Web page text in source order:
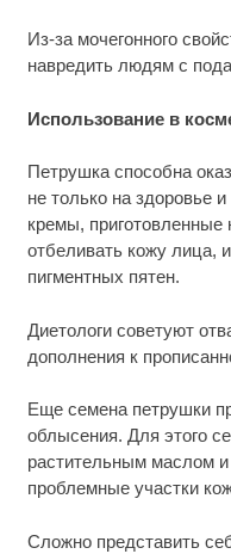
Из-за мочегонного
навредить людям с
Использование в
Петрушка способна
не только на здоровье
кремы, приготовленные
отбеливать кожу лица,
пигментных пятен.
Диетологи советуют
дополнения к
Еще семена петрушки
облысения. Для этого
растительным маслом
проблемные участки
Сложно представить